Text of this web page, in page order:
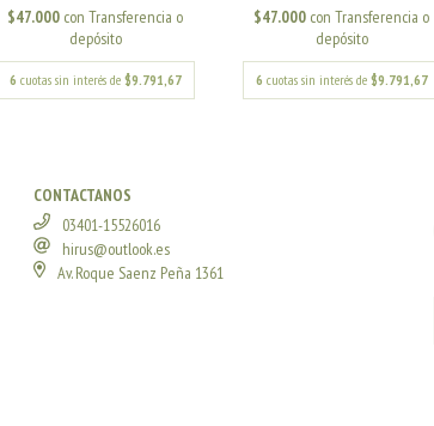
$47.000 con Transferencia o
depósito
6 cuotas sin interés de $9.791,67
$47.000 con Transferencia o
depósito
6 cuotas sin interés de $9.791,67
CONTACTANOS
03401-15526016
hirus@outlook.es
Av. Roque Saenz Peña 1361